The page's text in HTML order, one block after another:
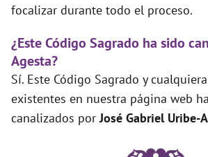
focalizar durante todo el proceso.
¿Este Código Sagrado ha sido
Agesta?
Sí. Este Código Sagrado y
existentes en nuestra página web
canalizados porJosé Gabriel Uribe-